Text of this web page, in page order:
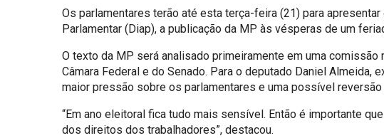
Os parlamentares terão até esta terça-feira (21) para
Parlamentar (Diap), a publicação da MP às vésperas de um
O texto da MP será analisado primeiramente em uma
Câmara Federal e do Senado. Para o deputado Daniel
maior pressão sobre os parlamentares e uma possível
“Em ano eleitoral fica tudo mais sensível. Então é importante
dos direitos dos trabalhadores”, destacou.